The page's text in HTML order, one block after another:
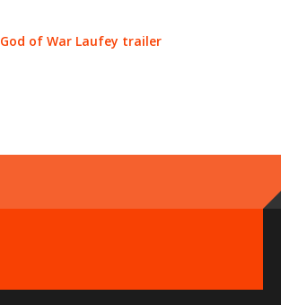
God of War Laufey trailer